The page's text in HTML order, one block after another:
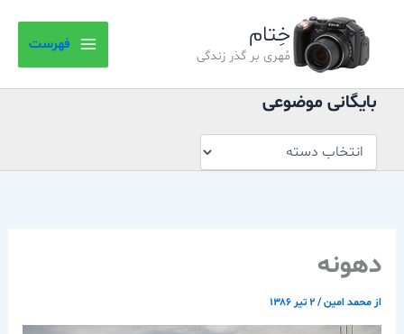
خِتام
مُهری بر گذر زندگی
فهرست
بایگانی موضوعی
موضوعی
دهونه
از محمد امین/۲ تیر ۱۳۸۶